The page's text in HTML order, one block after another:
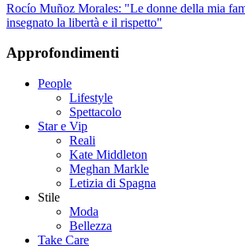
Rocío Muñoz Morales: "Le donne della mia
insegnato la libertà e il rispetto"
Approfondimenti
People
Lifestyle
Spettacolo
Star e Vip
Reali
Kate Middleton
Meghan Markle
Letizia di Spagna
Stile
Moda
Bellezza
Take Care